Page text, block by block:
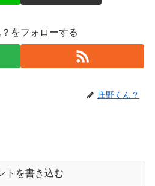
をフォローする
庄野くん？
トを書き込む